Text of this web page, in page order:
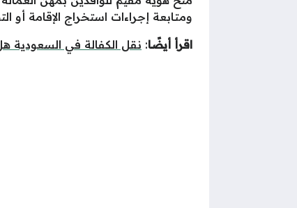
ومتابعة إجراءات استخراج الإقامة أو
اقرأ أيضًا: نقل الكفالة في السعودية